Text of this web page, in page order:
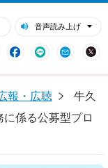
音声読み上げ
Instagram
Facebook
LINE Mail
報・広聴
牛久
係る公募型プロ